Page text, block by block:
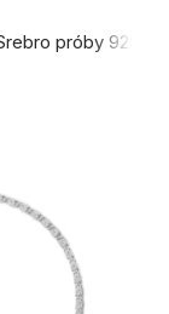
próby 925